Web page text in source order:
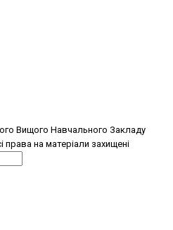
Вищого Навчального Закладу
права на матеріали захищені